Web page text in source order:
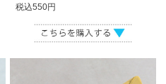
税込550円